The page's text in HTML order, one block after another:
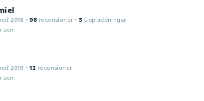
2018 · 98 recensioner · 3 uppladdningar
sen
2019 · 12 recensioner
sen